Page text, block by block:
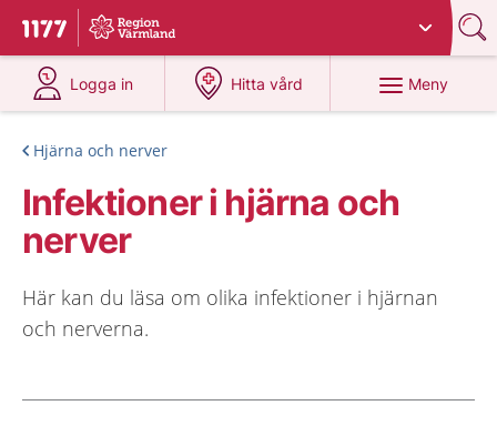
Till startsidan för 1177
Du har valt region
Logga in
på 1177.se
Hitta vård
på 1177.se
Meny
Hjärna och nerver
Infektioner i hjärna och
nerver
Här kan du läsa om olika infektioner i hjärnan
och nerverna.